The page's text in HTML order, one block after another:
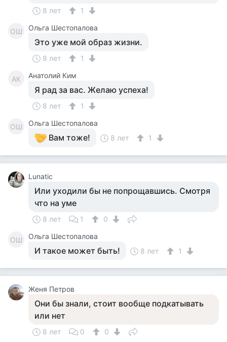
8 лет 1
ОШ Ольга Шестопалова
Это уже мой образ жизни.
8 лет 1
АК Анатолий Ким
Я рад за вас. Желаю успеха!
8 лет 1
ОШ Ольга Шестопалова
Вам тоже! 8 лет 1
Lunatic
Или уходили бы не попрощавшись. Смотря
что на уме
8 лет 1 0
ОШ Ольга Шестопалова
И такое может быть! 8 лет 1
Женя Петров
Они бы знали, стоит вообще подкатывать
или нет
8 лет 0 0